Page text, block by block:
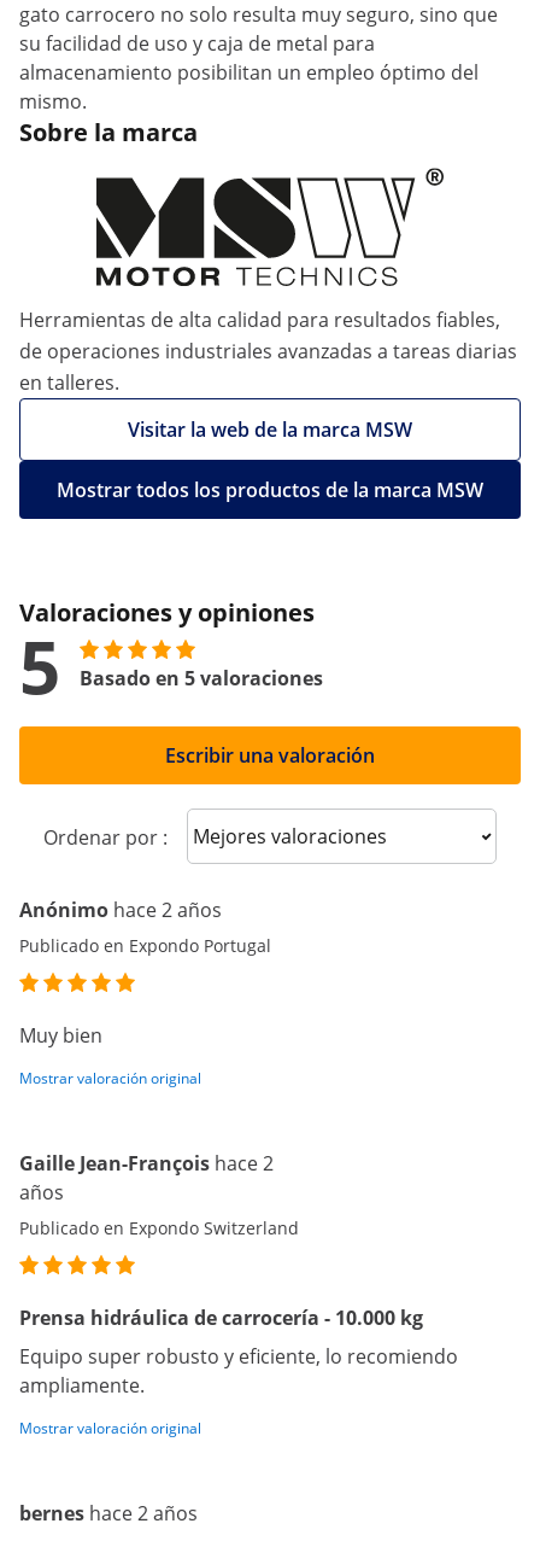
gato carrocero no solo resulta muy seguro, sino que
su facilidad de uso y caja de metal para
almacenamiento posibilitan un empleo óptimo del
mismo.
Sobre la marca
Herramientas de alta calidad para resultados fiables,
de operaciones industriales avanzadas a tareas diarias
en talleres.
Visitar la web de la marca MSW
Mostrar todos los productos de la marca MSW
Valoraciones y opiniones
5 Basado en 5 valoraciones
Escribir una valoración
Ordenar por : Sort reviews
Anónimo hace 2 años
Publicado en Expondo Portugal
Muy bien
Mostrar valoración original
Gaille Jean-François hace 2
años
Publicado en Expondo Switzerland
Prensa hidráulica de carrocería - 10.000 kg
Equipo super robusto y eficiente, lo recomiendo
ampliamente.
Mostrar valoración original
bernes hace 2 años